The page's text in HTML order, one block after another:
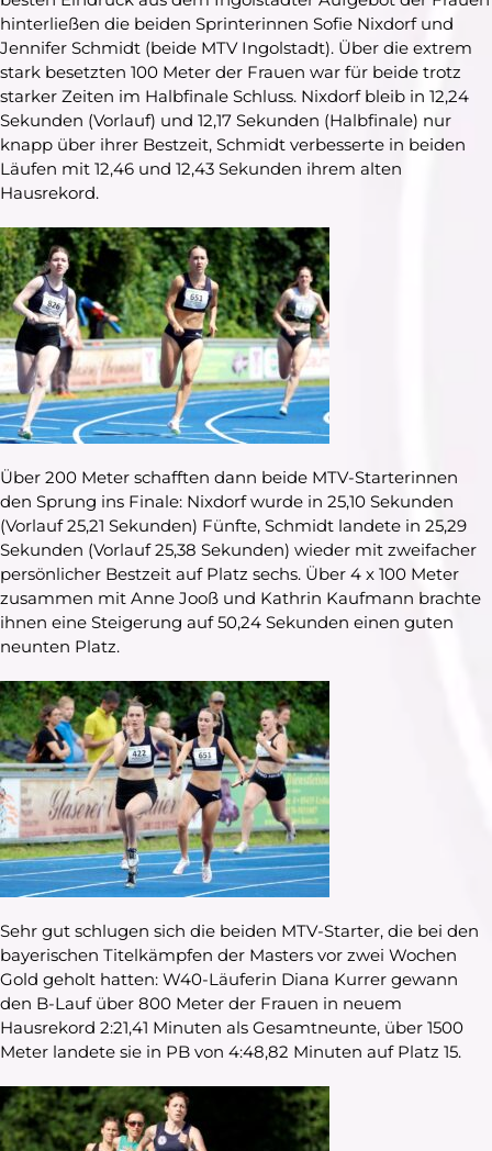
hinterließen die beiden Sprinterinnen Sofie Nixdorf und
Jennifer Schmidt (beide MTV Ingolstadt). Über die extrem
stark besetzten 100 Meter der Frauen war für beide trotz
starker Zeiten im Halbfinale Schluss. Nixdorf bleib in 12,24
Sekunden (Vorlauf) und 12,17 Sekunden (Halbfinale) nur
knapp über ihrer Bestzeit, Schmidt verbesserte in beiden
Läufen mit 12,46 und 12,43 Sekunden ihrem alten
Hausrekord.
Über 200 Meter schafften dann beide MTV-Starterinnen
den Sprung ins Finale: Nixdorf wurde in 25,10 Sekunden
(Vorlauf 25,21 Sekunden) Fünfte, Schmidt landete in 25,29
Sekunden (Vorlauf 25,38 Sekunden) wieder mit zweifacher
persönlicher Bestzeit auf Platz sechs. Über 4 x 100 Meter
zusammen mit Anne Jooß und Kathrin Kaufmann brachte
ihnen eine Steigerung auf 50,24 Sekunden einen guten
neunten Platz.
Sehr gut schlugen sich die beiden MTV-Starter, die bei den
bayerischen Titelkämpfen der Masters vor zwei Wochen
Gold geholt hatten: W40-Läuferin Diana Kurrer gewann
den B-Lauf über 800 Meter der Frauen in neuem
Hausrekord 2:21,41 Minuten als Gesamtneunte, über 1500
Meter landete sie in PB von 4:48,82 Minuten auf Platz 15.